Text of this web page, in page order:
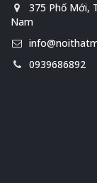
375 Phố Mới,
Nam
0939686892